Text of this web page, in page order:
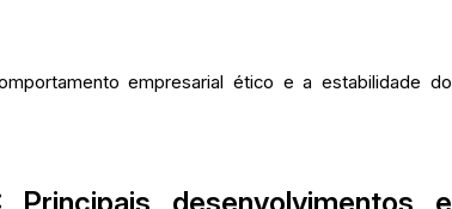
empresarial ético e a estabilidade do